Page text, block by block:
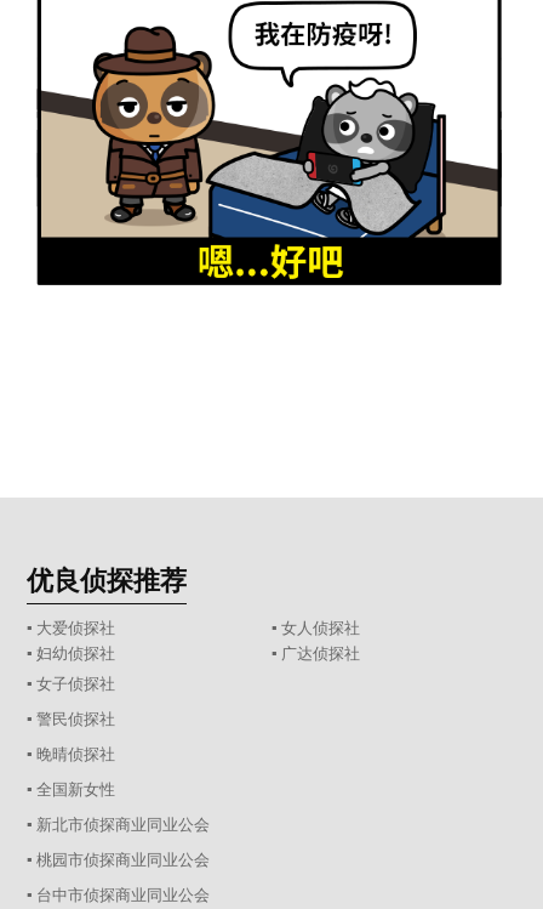
优良侦探推荐
▪ 大爱侦探社
▪ 女人侦探社
▪ 妇幼侦探社
▪ 广达侦探社
▪ 女子侦探社
▪ 警民侦探社
▪ 晚晴侦探社
▪ 全国新女性
▪ 新北市侦探商业同业公会
▪ 桃园市侦探商业同业公会
▪ 台中市侦探商业同业公会